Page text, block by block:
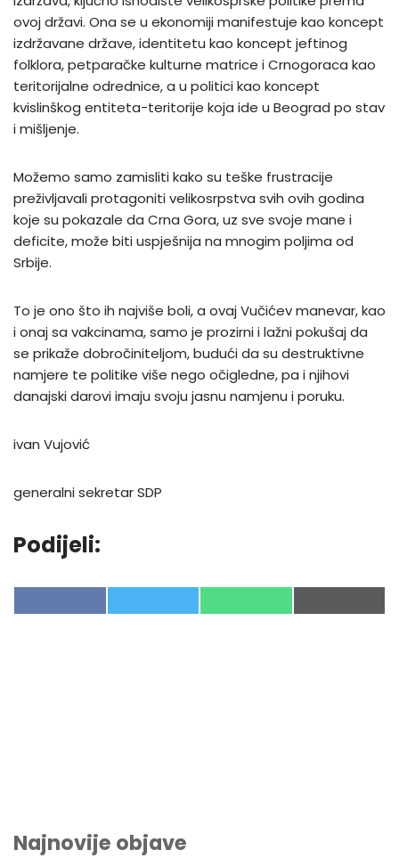
ovoj državi. Ona se u ekonomiji manifestuje kao koncept
izdržavane države, identitetu kao koncept jeftinog
folklora, petparačke kulturne matrice i Crnogoraca kao
teritorijalne odrednice, a u politici kao koncept
kvislinškog entiteta-teritorije koja ide u Beograd po stav
i mišljenje.
Možemo samo zamisliti kako su teške frustracije
preživljavali protagoniti velikosrpstva svih ovih godina
koje su pokazale da Crna Gora, uz sve svoje mane i
deficite, može biti uspješnija na mnogim poljima od
Srbije.
To je ono što ih najviše boli, a ovaj Vučićev manevar, kao
i onaj sa vakcinama, samo je prozirni i lažni pokušaj da
se prikaže dobročiniteljom, budući da su destruktivne
namjere te politike više nego očigledne, pa i njihovi
danajski darovi imaju svoju jasnu namjenu i poruku.
ivan Vujović
generalni sekretar SDP
Podijeli:
A W H -
Najnovije objave